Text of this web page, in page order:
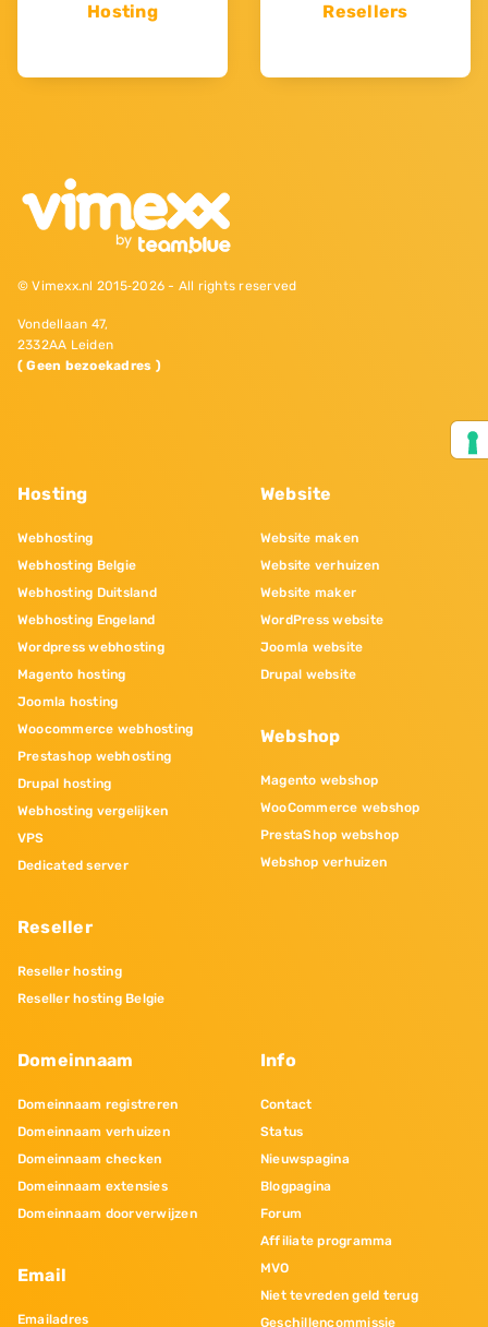
Hosting Resellers
© Vimexx.nl 2015‐2026 - All rights reserved
Vondellaan 47,
2332AA Leiden
( Geen bezoekadres )
Hosting
Webhosting
Webhosting Belgie
Webhosting Duitsland
Webhosting Engeland
Wordpress webhosting
Magento hosting
Joomla hosting
Woocommerce webhosting
Prestashop webhosting
Drupal hosting
Webhosting vergelijken
VPS
Dedicated server
Reseller
Reseller hosting
Reseller hosting Belgie
Website
Website maken
Website verhuizen
Website maker
WordPress website
Joomla website
Drupal website
Webshop
Magento webshop
WooCommerce webshop
PrestaShop webshop
Webshop verhuizen
Domeinnaam
Domeinnaam registreren
Domeinnaam verhuizen
Domeinnaam checken
Domeinnaam extensies
Domeinnaam doorverwijzen
Email
Emailadres
Info
Contact
Status
Nieuwspagina
Blogpagina
Forum
Affiliate programma
MVO
Niet tevreden geld terug
Geschillencommissie